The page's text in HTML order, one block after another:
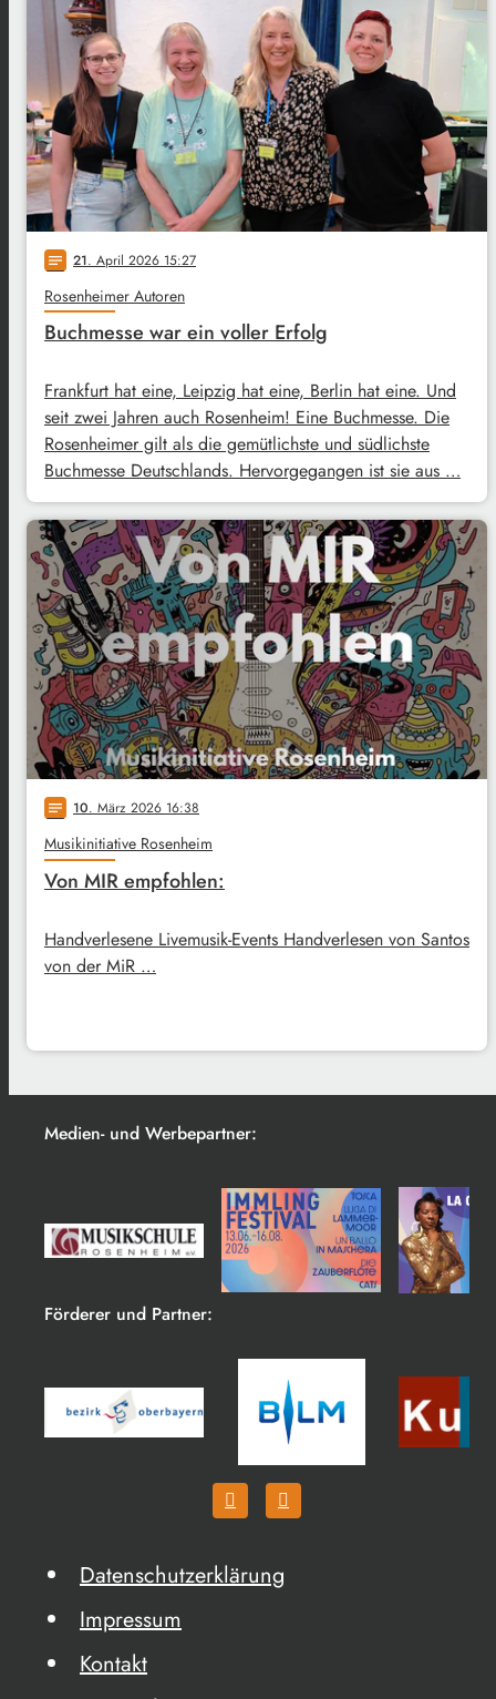
notes 21. April 2026 15:27
Rosenheimer Autoren
Buchmesse war ein voller Erfolg
Frankfurt hat eine, Leipzig hat eine, Berlin hat eine. Und
seit zwei Jahren auch Rosenheim! Eine Buchmesse. Die
Rosenheimer gilt als die gemütlichste und südlichste
Buchmesse Deutschlands. Hervorgegangen ist sie aus …
notes 10. März 2026 16:38
Musikinitiative Rosenheim
Von MIR empfohlen:
Handverlesene Livemusik-Events Handverlesen von Santos
von der MiR …
Medien- und Werbepartner:
Förderer und Partner:
Datenschutzerklärung
Impressum
Kontakt